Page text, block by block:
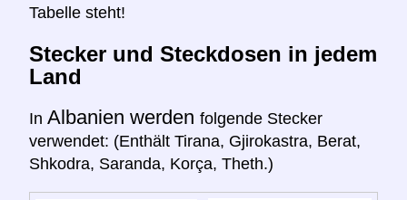
Tabelle steht!
Stecker und Steckdosen in jedem
Land
In Albanien werden folgende Stecker
verwendet: (Enthält Tirana, Gjirokastra, Berat,
Shkodra, Saranda, Korça, Theth.)